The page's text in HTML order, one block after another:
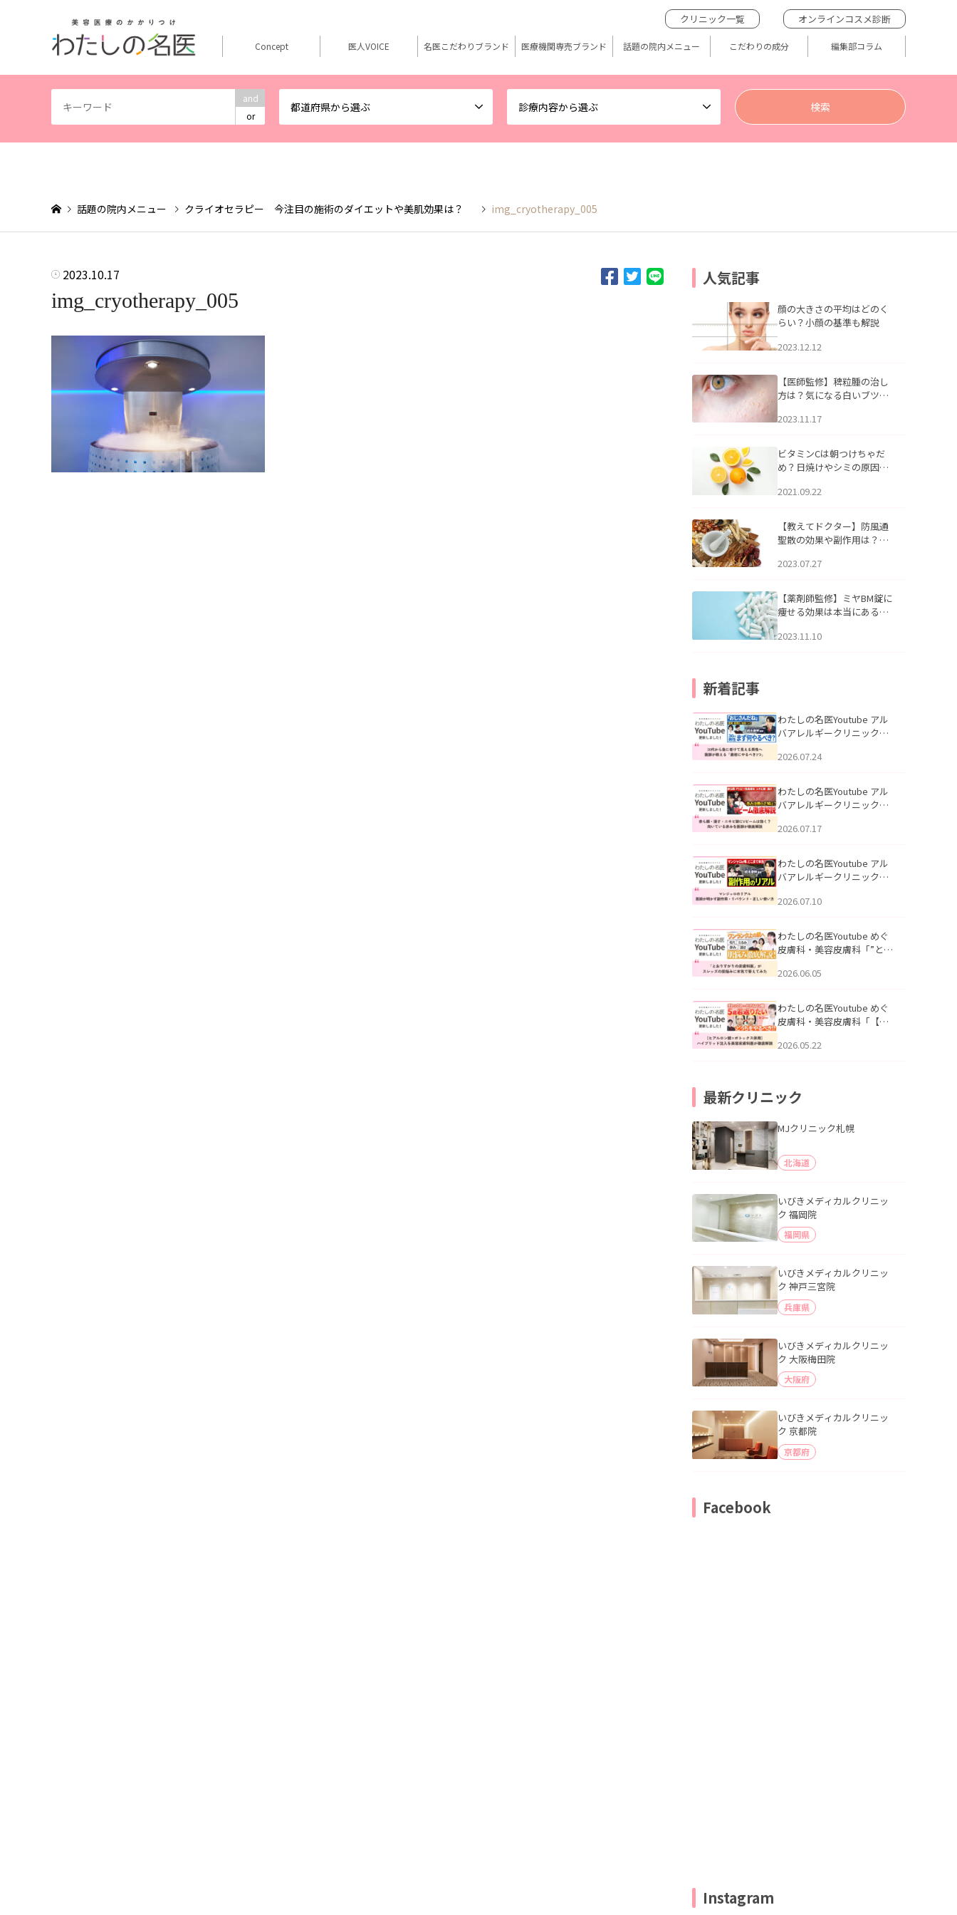
and
or
都道府県から選ぶ 診療内容から選ぶ
クリニック一覧 オンラインコスメ診断
Concept 医人VOICE 名医こだわりブランド 医療機関専売ブランド 話題の院内メニュー こだわりの成分 編集部コラム
話題の院内メニュー クライオセラピー 今注目の施術のダイエットや美肌効果は？ img_cryotherapy_005
2023.10.17
img_cryotherapy_005
人気記事
顔の大きさの平均はどのく
らい？小顔の基準も解説
2023.12.12
【医師監修】稗粒腫の治し
方は？気になる白いブツブ
アについて
2023.11.17
ビタミンCは朝つけちゃだ
め？日焼けやシミの原因に
2021.09.22
【教えてドクター】防風通
聖散の効果や副作用は？長
2023.07.27
【薬剤師監修】ミヤBM錠に
痩せる効果は本当にある
2023.11.10
新着記事
わたしの名医Youtube アル
バアレルギークリニック札
える男性へ｜医師が教える
公開いたしました。
2026.07.24
わたしの名医Youtube アル
バアレルギークリニック札
跡にVビームは効く？向いて
説」を公開いたしました。
2026.07.17
わたしの名医Youtube アル
バアレルギークリニック札
医師が明かす副作用・リバ
公開いたしました。
2026.07.10
わたしの名医Youtube めぐ
皮膚科・美容皮膚科「”とお
ッズの肌悩みに本気で答え
た。
2026.06.05
わたしの名医Youtube めぐ
皮膚科・美容皮膚科「【ヒ
用】ハイブリッド注入を美
2026.05.22
最新クリニック
MJクリニック札幌
北海道
いびきメディカルクリニッ
ク 福岡院
福岡県
いびきメディカルクリニッ
ク 神戸三宮院
兵庫県
いびきメディカルクリニッ
ク 大阪梅田院
大阪府
いびきメディカルクリニッ
ク 京都院
京都府
Facebook
Instagram